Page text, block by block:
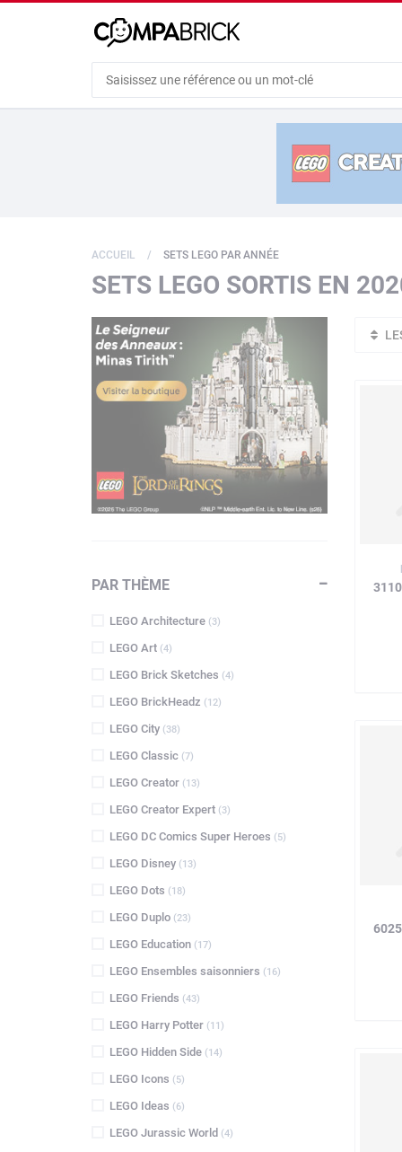
ACCUEIL SETS LEGO PAR ANNÉE
SETS LEGO SORTIS EN
PAR THÈME
LEGO Architecture (3)
LEGO Art (4)
LEGO Brick Sketches (4)
LEGO BrickHeadz (12)
LEGO City (38)
LEGO Classic (7)
LEGO Creator (13)
LEGO Creator Expert (3)
LEGO DC Comics Super Heroes (5)
LEGO Disney (13)
LEGO Dots (18)
LEGO Duplo (23)
LEGO Education (17)
LEGO Ensembles saisonniers (16)
LEGO Friends (43)
LEGO Harry Potter (11)
LEGO Hidden Side (14)
LEGO Icons (5)
LEGO Ideas (6)
LEGO Jurassic World (4)